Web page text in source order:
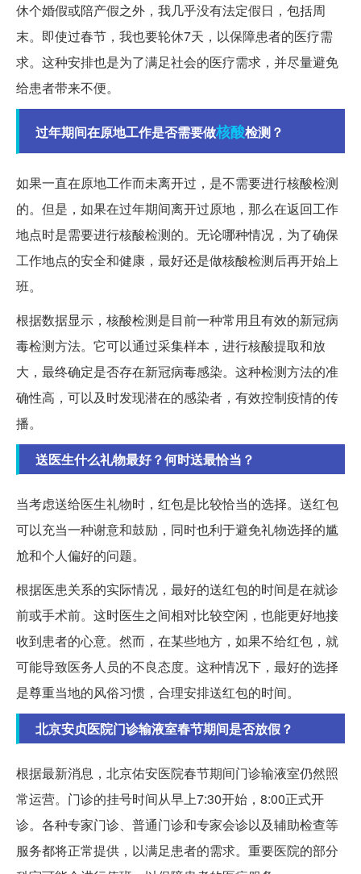
休个婚假或陪产假之外，我几乎没有法定假日，包括周
末。即使过春节，我也要轮休7天，以保障患者的医疗需
求。这种安排也是为了满足社会的医疗需求，并尽量避免
给患者带来不便。
过年期间在原地工作是否需要做核酸检测？
如果一直在原地工作而未离开过，是不需要进行核酸检测
的。但是，如果在过年期间离开过原地，那么在返回工作
地点时是需要进行核酸检测的。无论哪种情况，为了确保
工作地点的安全和健康，最好还是做核酸检测后再开始上
班。
根据数据显示，核酸检测是目前一种常用且有效的新冠病
毒检测方法。它可以通过采集样本，进行核酸提取和放
大，最终确定是否存在新冠病毒感染。这种检测方法的准
确性高，可以及时发现潜在的感染者，有效控制疫情的传
播。
送医生什么礼物最好？何时送最恰当？
当考虑送给医生礼物时，红包是比较恰当的选择。送红包
可以充当一种谢意和鼓励，同时也利于避免礼物选择的尴
尬和个人偏好的问题。
根据医患关系的实际情况，最好的送红包的时间是在就诊
前或手术前。这时医生之间相对比较空闲，也能更好地接
收到患者的心意。然而，在某些地方，如果不给红包，就
可能导致医务人员的不良态度。这种情况下，最好的选择
是尊重当地的风俗习惯，合理安排送红包的时间。
北京安贞医院门诊输液室春节期间是否放假？
根据最新消息，北京佑安医院春节期间门诊输液室仍然照
常运营。门诊的挂号时间从早上7:30开始，8:00正式开
诊。各种专家门诊、普通门诊和专家会诊以及辅助检查等
服务都将正常提供，以满足患者的需求。重要医院的部分